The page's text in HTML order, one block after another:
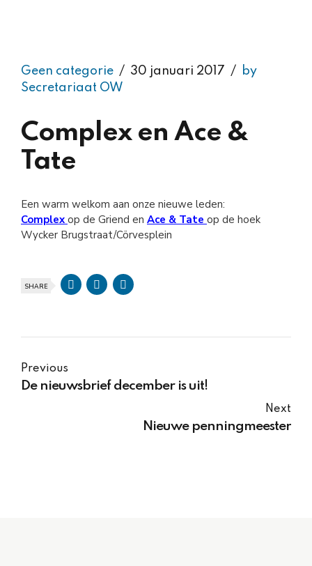
Geen categorie 30 januari 2017
by
Secretariaat OW
Complex en Ace &
Tate
Een warm welkom aan onze nieuwe leden:
Complex op de Griend en Ace & Tate op de hoek
Wycker Brugstraat/Cörvesplein
SHARE
Previous
De nieuwsbrief december is uit!
Next
Nieuwe penningmeester